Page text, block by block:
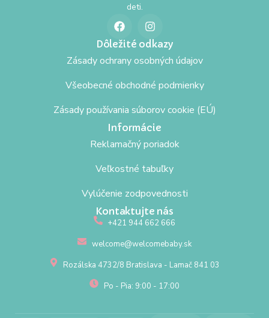
deti.
Dôležité odkazy
Zásady ochrany osobných údajov
Všeobecné obchodné podmienky
Zásady používania súborov cookie (EÚ)
Informácie
Reklamačný poriadok
Veľkostné tabuľky
Vylúčenie zodpovednosti
Kontaktujte nás
+421 944 662 666
welcome@welcomebaby.sk
Rozálska 4732/8 Bratislava - Lamač 841 03
Po - Pia: 9:00 - 17:00